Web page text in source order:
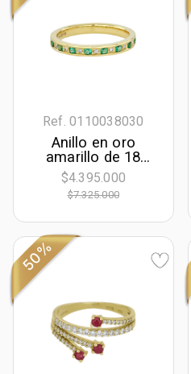
Ref. 0110038030
Anillo en oro
amarillo de 18
Kilates, con
esmeraldas de
0.15 Ct y
$4.395.000
$7.325.000
50%